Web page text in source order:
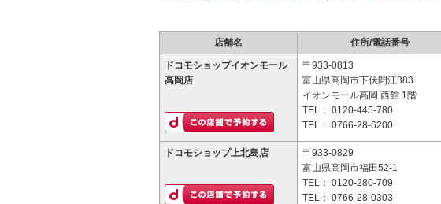
店舗名 住所/電話番号
ドコモショップイオンモール
高岡店
〒933-0813
富山県高岡市下伏間江383
イオンモール高岡 西館 1階
TEL： 0120-445-780
TEL： 0766-28-6200
ドコモショップ上北島店
〒933-0829
富山県高岡市福田52-1
TEL： 0120-280-709
TEL： 0766-28-0303